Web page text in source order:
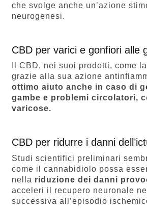
che svolge anche un’azione
neurogenesi.
CBD per varici e gonfiori alle
Il CBD, nei suoi prodotti, come la
grazie alla sua azione
ottimo aiuto anche in caso di
gambe e problemi circolatori,
varicose.
CBD per ridurre i danni
Studi scientifici preliminari
come il cannabidiolo possa
nella riduzione dei danni
acceleri il recupero neuronale
successiva all’episodio